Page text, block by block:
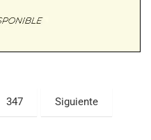
347 Siguiente